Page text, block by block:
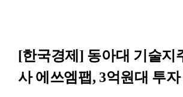
[한국경제] 동아대 기술지
사 에쓰엠팹, 3억원대 투자